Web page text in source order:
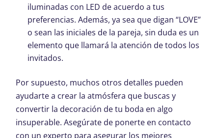
iluminadas con LED de acuerdo a tus
preferencias. Además, ya sea que digan “LOVE”
o sean las iniciales de la pareja, sin duda es un
elemento que llamará la atención de todos los
invitados.
Por supuesto, muchos otros detalles pueden
ayudarte a crear la atmósfera que buscas y
convertir la decoración de tu boda en algo
insuperable. Asegúrate de ponerte en contacto
con un experto para asegurar los mejores